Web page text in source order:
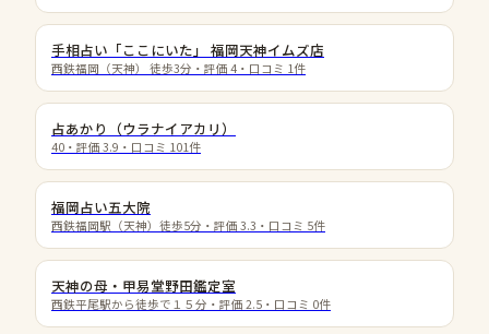
手相占い「ここにいた」 福岡天神イムズ店
西鉄福岡（天神） 徒歩3分 ・評価 4 ・口コミ 1件
占あかり（ウラナイアカリ）
40 ・評価 3.9 ・口コミ 101件
福岡占い五大院
西鉄福岡駅（天神）徒歩5分 ・評価 3.3 ・口コミ 5件
天神の母・甲易堂野田鑑定室
西鉄平尾駅から徒歩で１５分 ・評価 2.5 ・口コミ 0件